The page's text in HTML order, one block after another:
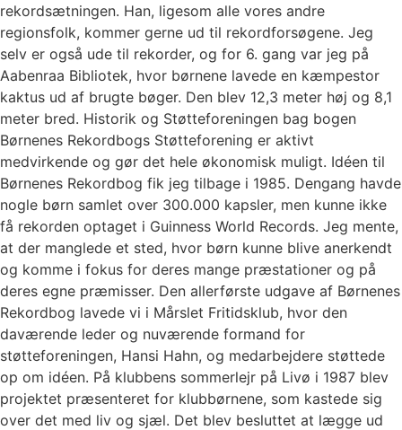
rekordsætningen. Han, ligesom alle vores andre
regionsfolk, kommer gerne ud til rekordforsøgene. Jeg
selv er også ude til rekorder, og for 6. gang var jeg på
Aabenraa Bibliotek, hvor børnene lavede en kæmpestor
kaktus ud af brugte bøger. Den blev 12,3 meter høj og 8,1
meter bred. Historik og Støtteforeningen bag bogen
Børnenes Rekordbogs Støtteforening er aktivt
medvirkende og gør det hele økonomisk muligt. Idéen til
Børnenes Rekordbog fik jeg tilbage i 1985. Dengang havde
nogle børn samlet over 300.000 kapsler, men kunne ikke
få rekorden optaget i Guinness World Records. Jeg mente,
at der manglede et sted, hvor børn kunne blive anerkendt
og komme i fokus for deres mange præstationer og på
deres egne præmisser. Den allerførste udgave af Børnenes
Rekordbog lavede vi i Mårslet Fritidsklub, hvor den
daværende leder og nuværende formand for
støtteforeningen, Hansi Hahn, og medarbejdere støttede
op om idéen. På klubbens sommerlejr på Livø i 1987 blev
projektet præsenteret for klubbørnene, som kastede sig
over det med liv og sjæl. Det blev besluttet at lægge ud